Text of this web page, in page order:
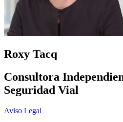
Roxy Tacq
Consultora
Seguridad Vial
Aviso Legal